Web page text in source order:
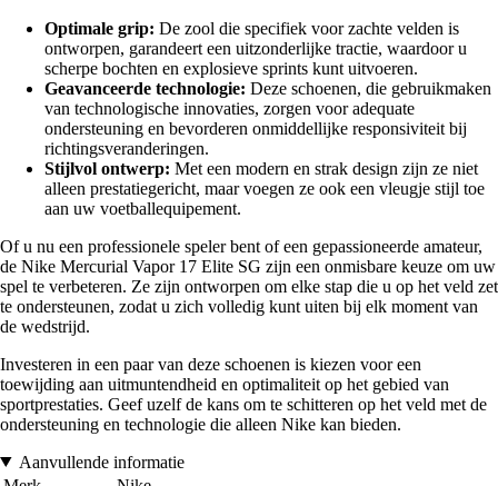
Optimale grip: De zool die specifiek voor zachte velden is
ontworpen, garandeert een uitzonderlijke tractie, waardoor u
scherpe bochten en explosieve sprints kunt uitvoeren.
Geavanceerde technologie: Deze schoenen, die gebruikmaken
van technologische innovaties, zorgen voor adequate
ondersteuning en bevorderen onmiddellijke responsiviteit bij
richtingsveranderingen.
Stijlvol ontwerp: Met een modern en strak design zijn ze niet
alleen prestatiegericht, maar voegen ze ook een vleugje stijl toe
aan uw voetballequipement.
Of u nu een professionele speler bent of een gepassioneerde amateur,
de Nike Mercurial Vapor 17 Elite SG zijn een onmisbare keuze om uw
spel te verbeteren. Ze zijn ontworpen om elke stap die u op het veld zet
te ondersteunen, zodat u zich volledig kunt uiten bij elk moment van
de wedstrijd.
Investeren in een paar van deze schoenen is kiezen voor een
toewijding aan uitmuntendheid en optimaliteit op het gebied van
sportprestaties. Geef uzelf de kans om te schitteren op het veld met de
ondersteuning en technologie die alleen Nike kan bieden.
Aanvullende informatie